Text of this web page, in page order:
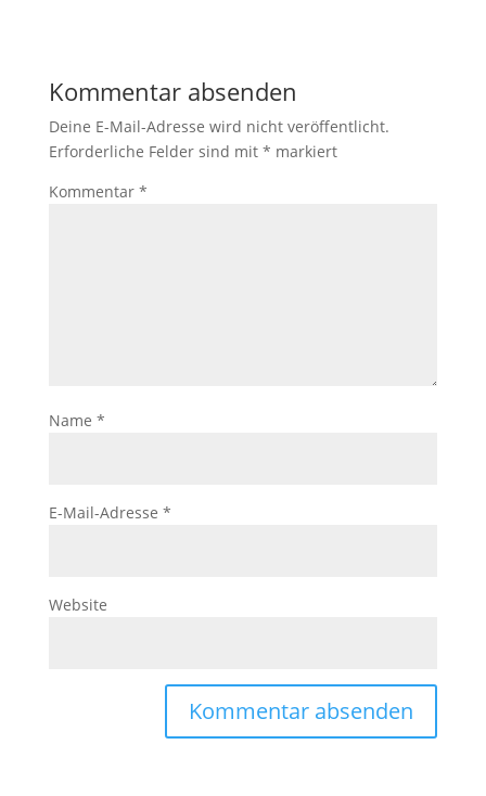
Kommentar absenden
Deine E-Mail-Adresse wird nicht veröffentlicht.
Erforderliche Felder sind mit * markiert
Kommentar *
Name *
E-Mail-Adresse *
Website